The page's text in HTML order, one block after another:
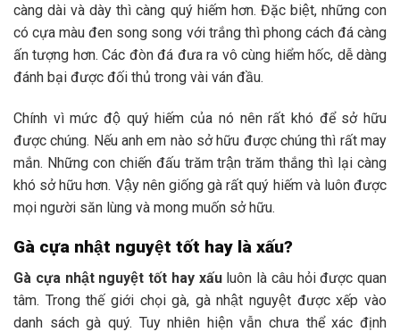
càng dài và dày thì càng quý hiếm hơn. Đặc biệt, những con
có cựa màu đen song song với trắng thì phong cách đá càng
ấn tượng hơn. Các đòn đá đưa ra vô cùng hiểm hốc, dễ dàng
đánh bại được đối thủ trong vài ván đầu.
Chính vì mức độ quý hiếm của nó nên rất khó để sở hữu
được chúng. Nếu anh em nào sở hữu được chúng thì rất may
mắn. Những con chiến đấu trăm trận trăm thắng thì lại càng
khó sở hữu hơn. Vậy nên giống gà rất quý hiếm và luôn được
mọi người săn lùng và mong muốn sở hữu.
Gà cựa nhật nguyệt tốt hay là xấu?
Gà cựa nhật nguyệt tốt hay xấuluôn là câu hỏi được quan
tâm. Trong thế giới chọi gà, gà nhật nguyệt được xếp vào
danh sách gà quý. Tuy nhiên hiện vẫn chưa thể xác định